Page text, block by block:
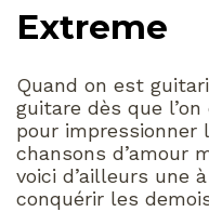
Extreme
Quand on est
guitare dès que
pour
chansons d’amour
voici d’ailleurs une
conquérir les